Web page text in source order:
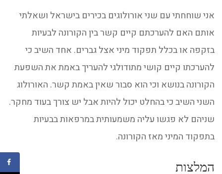
אני שוחחתי עם שני אורולוגים בכירים בישראל ושאלתי
אותם האם להערכתם קיים קשר בין הקורונה לבעיות
בזקפה או בכלל תפקוד מיני אצל גברים. אחד השיב כי
להערכתו קיים קושי מתודולגי להעריך באמת את השפעת
הקורונה בנושא וכי הוא סבור שאין באמת קשר. האורולוג
השני השיב כי בהחלט יכול להיות אבל יש צורך בעוד מחקר.
שניהם לא פגשו עליה משמעותית במרפאות בבעיות
בתפקוד המיני מאז הקורונה.
המלצות